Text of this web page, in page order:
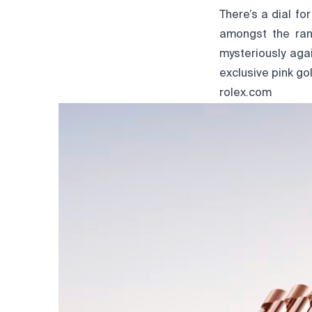
There’s a dial
amongst the
mysteriously
exclusive pink
rolex.com